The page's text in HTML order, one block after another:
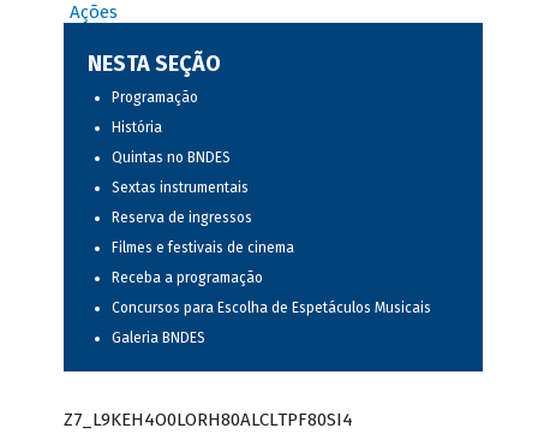
Ações
NESTA SEÇÃO
Programação
História
Quintas no BNDES
Sextas instrumentais
Reserva de ingressos
Filmes e festivais de cinema
Receba a programação
Concursos para Escolha de Espetáculos Musicais
Galeria BNDES
Z7_L9KEH4O0LORH80ALCLTPF80SI4